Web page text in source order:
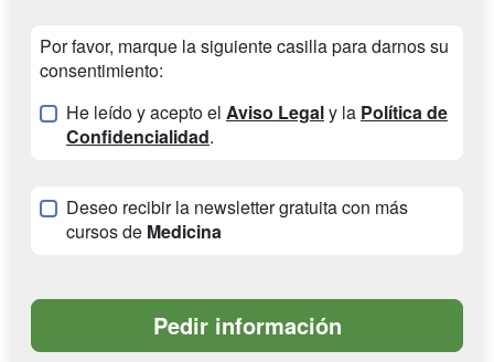
Por favor, marque la siguiente casilla para darnos su
consentimiento:
He leído y acepto el Aviso Legaly la Política de
Confidencialidad.
Deseo recibir la newsletter gratuita con más
cursos de Medicina